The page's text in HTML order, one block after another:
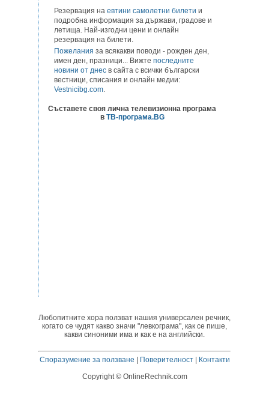
Резервация на евтини самолетни билети и
подробна информация за държави, градове и
летища. Най-изгодни цени и онлайн
резервация на билети.
Пожелания за всякакви поводи - рожден ден,
имен ден, празници... Вижте последните
новини от днес в сайта с всички български
вестници, списания и онлайн медии:
Vestnicibg.com.
Съставете своя лична телевизионна програма
в ТВ-програма.BG
Любопитните хора ползват нашия универсален речник,
когато се чудят какво значи "левкограма", как се пише,
какви синоними има и как е на английски.
Споразумение за ползване Поверителност|
Контакти
Copyright © OnlineRechnik.com